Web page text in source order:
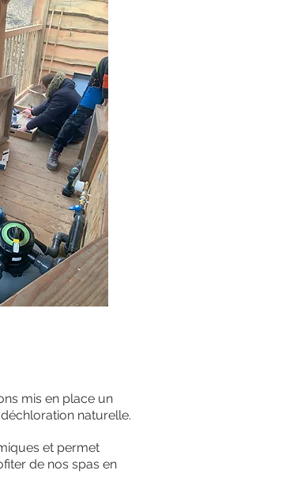
mis en place un
naturelle.
et permet
de nos spas en